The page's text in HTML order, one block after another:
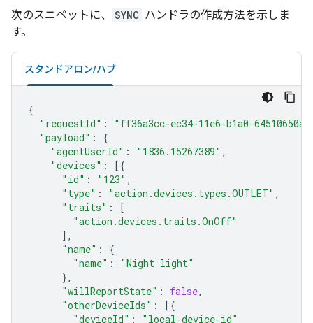
次のスニペットに、 SYNC ハンドラの作成方法を示しま
す。
スタンドアロン/ハブ
{
"requestId" :
"ff36a3cc-ec34-11e6-b1a0-
"payload" :
{
"agentUserId" : "1836.15267389" ,
"devices" :
[{
"id" : "123" ,
"type" : "action.devices.types.OUTLET" ,
"traits" :
[
"action.devices.traits.OnOff"
],
"name" :
{
"name" :
"Night light"
},
"willReportState" : false,
"otherDeviceIds" :
[{
"deviceId" :
"local-device-id"